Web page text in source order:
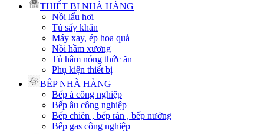
THIẾT BỊ NHÀ HÀNG
Nồi lẩu hơi
Tủ sấy khăn
Máy xay, ép hoa quả
Nồi hầm xương
Tủ hâm nóng thức ăn
Phụ kiện thiết bị
BẾP NHÀ HÀNG
Bếp á công nghiệp
Bếp âu công nghiệp
Bếp chiên , bếp rán , bếp nướng
Bếp gas công nghiệp